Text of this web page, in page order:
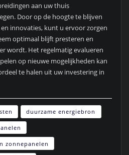
aan uw thuis
Door op de hoogte te blijven
innovaties, kunt u ervoor zorgen
optimaal blijft presteren en
wordt. Het regelmatig evalueren
op nieuwe mogelijkheden kan
te halen uit uw investering in
duurzame energiebron
zonnepanelen